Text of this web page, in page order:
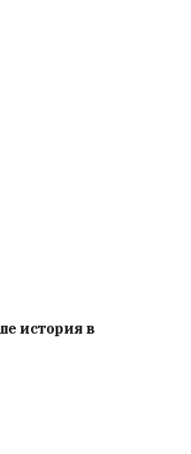
история в